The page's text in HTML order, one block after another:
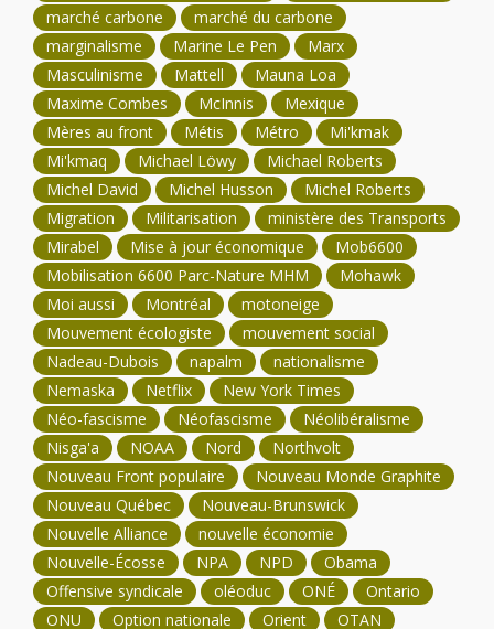
marché carbone
marché du carbone
marginalisme
Marine Le Pen
Marx
Masculinisme
Mattell
Mauna Loa
Maxime Combes
McInnis
Mexique
Mères au front
Métis Métro
Mi'kmak
Mi'kmaq
Michael Löwy
Michael Roberts
Michel David
Michel Husson
Michel Roberts
Migration
Militarisation
ministère des Transports
Mirabel
Mise à jour économique
Mob6600
Mobilisation 6600 Parc-Nature MHM
Mohawk
Moi aussi
Montréal
motoneige
Mouvement écologiste
mouvement social
Nadeau-Dubois
napalm
nationalisme
Nemaska
Netflix
New York Times
Néo-fascisme
Néofascisme
Néolibéralisme
Nisga'a
NOAA Nord
Northvolt
Nouveau Front populaire
Nouveau Monde Graphite
Nouveau Québec
Nouveau-Brunswick
Nouvelle Alliance
nouvelle économie
Nouvelle-Écosse
NPA NPD
Obama
Offensive syndicale
oléoduc ONÉ
Ontario
ONU
Option nationale Orient
OTAN